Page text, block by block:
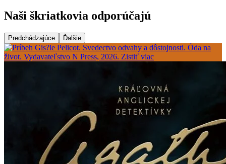
Naši škriatkovia odporúčajú
Predchádzajúce Ďalšie